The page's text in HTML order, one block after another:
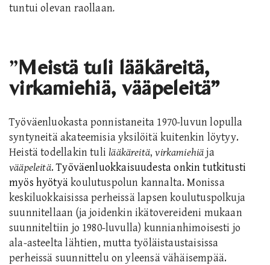
tuntui olevan raollaan.
”Meistä tuli lääkäreitä,
virkamiehiä, vääpeleitä”
Työväenluokasta ponnistaneita 1970-luvun lopulla
syntyneitä akateemisia yksilöitä kuitenkin löytyy.
Heistä todellakin tuli lääkäreitä,virkamiehiäja
vääpeleitä.Työväenluokkaisuudesta onkin tutkitusti
myös hyötyäkoulutuspolun kannalta. Monissa
keskiluokkaisissa perheissä lapsen koulutuspolkuja
suunnitellaan (ja joidenkin ikätovereideni mukaan
suunniteltiin jo 1980-luvulla) kunnianhimoisesti jo
ala-asteelta lähtien, mutta työläistaustaisissa
perheissä suunnittelu on yleensä vähäisempää.